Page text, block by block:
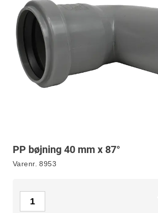
PP bøjning 40 mm x 87°
Varenr. 8953